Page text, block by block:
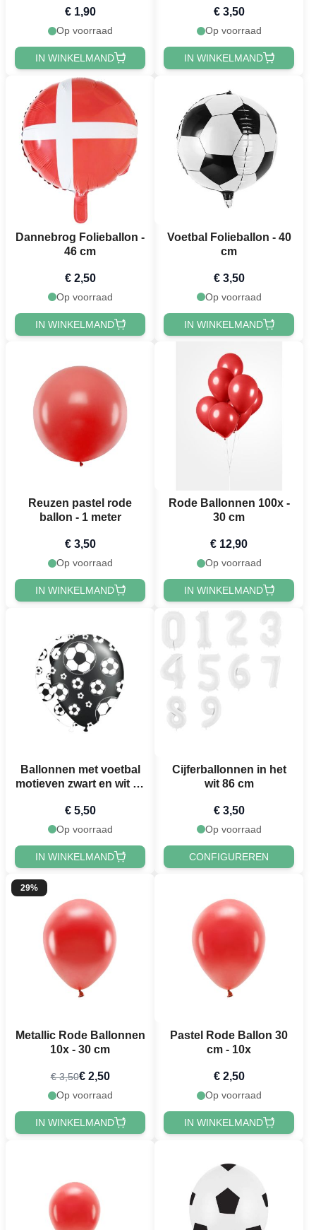
€ 1,90
Op voorraad
IN WINKELMAND
€ 3,50
Op voorraad
IN WINKELMAND
Dannebrog Folieballon -
46 cm
€ 2,50
Op voorraad
IN WINKELMAND
Voetbal Folieballon - 40
cm
€ 3,50
Op voorraad
IN WINKELMAND
Reuzen pastel rode
ballon - 1 meter
€ 3,50
Op voorraad
IN WINKELMAND
Rode Ballonnen 100x -
30 cm
€ 12,90
Op voorraad
IN WINKELMAND
Ballonnen met voetbal
motieven zwart en wit 8x
€ 5,50
Op voorraad
IN WINKELMAND
Cijferballonnen in het
wit 86 cm
€ 3,50
Op voorraad
CONFIGUREREN
29%
Metallic Rode Ballonnen
10x - 30 cm
€ 3,50€ 2,50
Op voorraad
IN WINKELMAND
Pastel Rode Ballon 30
cm - 10x
€ 2,50
Op voorraad
IN WINKELMAND